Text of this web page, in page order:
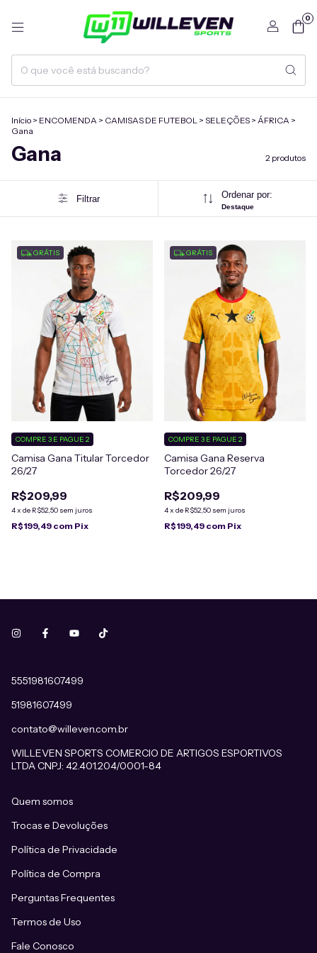
0
Início > ENCOMENDA > CAMISAS DE FUTEBOL > SELEÇÕES > ÁFRICA >
Gana
Gana 2 produtos
Filtrar Ordenar por:
Destaque
GRÁTIS
Camisa Gana Titular Torcedor
26/27
R$209,99
4x de R$52,50 sem juros
COMPRE 3 E PAGUE 2
R$199,49 com Pix
GRÁTIS
Camisa Gana Reserva
Torcedor 26/27
R$209,99
4x de R$52,50 sem juros
COMPRE 3 E PAGUE 2
R$199,49 com Pix
5551981607499
51981607499
contato@willeven.com.br
WILLEVEN SPORTS COMERCIO DE ARTIGOS ESPORTIVOS
LTDA CNPJ: 42.401.204/0001-84
Quem somos
Trocas e Devoluções
Política de Privacidade
Política de Compra
Perguntas Frequentes
Termos de Uso
Fale Conosco